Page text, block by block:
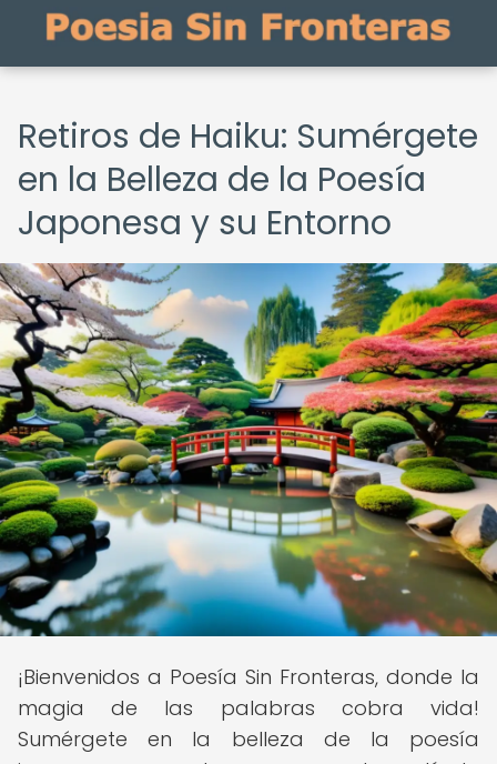
Retiros de Haiku: Sumérgete
en la Belleza de la Poesía
Japonesa y su Entorno
¡Bienvenidos a Poesía Sin Fronteras, donde la
magia de las palabras cobra vida!
Sumérgete en la belleza de la poesía